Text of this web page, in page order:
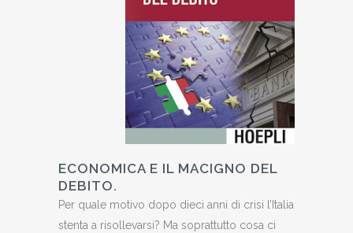
ECONOMICA E IL MACIGNO DEL
DEBITO.
Per quale motivo dopo dieci anni di crisi l’Italia
stenta a risollevarsi? Ma soprattutto cosa ci